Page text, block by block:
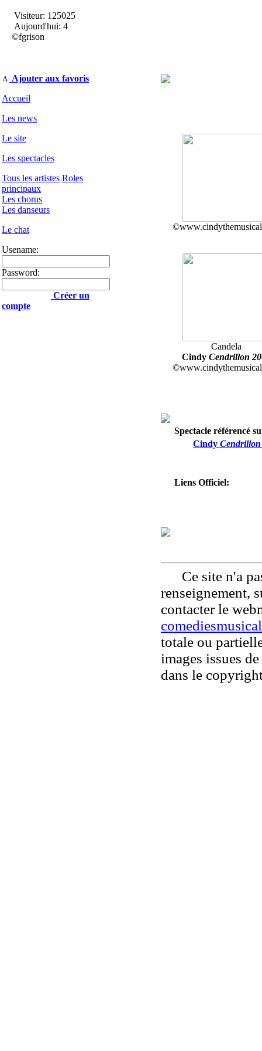
Visiteur: 125025
Aujourd'hui: 4
©fgrison
Ajouter aux favoris
Accueil
Les news
Le site
Les spectacles
Tous les artistes Roles
principaux
Les chorus
Les danseurs
Le chat
Usename:
Password:
Créer un
compte
Candela
Cindy Cendrillon
Spectacle référencé
Cindy Cendrillon
Liens Officiel:
Ce site n'a
renseignement,
contacter le
totale ou
images issues
dans le